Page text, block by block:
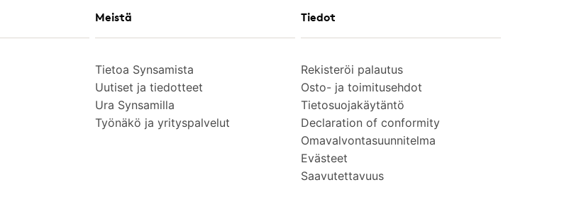
Meistä
Tietoa Synsamista
Uutiset ja tiedotteet
Ura Synsamilla
Työnäkö ja yrityspalvelut
Tiedot
Rekisteröi palautus
Osto- ja toimitusehdot
Tietosuojakäytäntö
Declaration of conformity
Omavalvontasuunnitelma
Evästeet
Saavutettavuus